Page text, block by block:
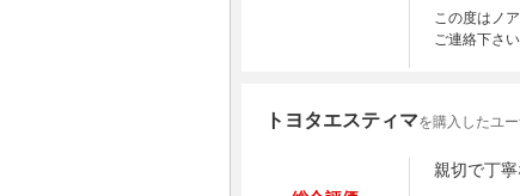
この度はノ
ご連絡下さ
トヨタエスティマを購入したユ
親切で丁